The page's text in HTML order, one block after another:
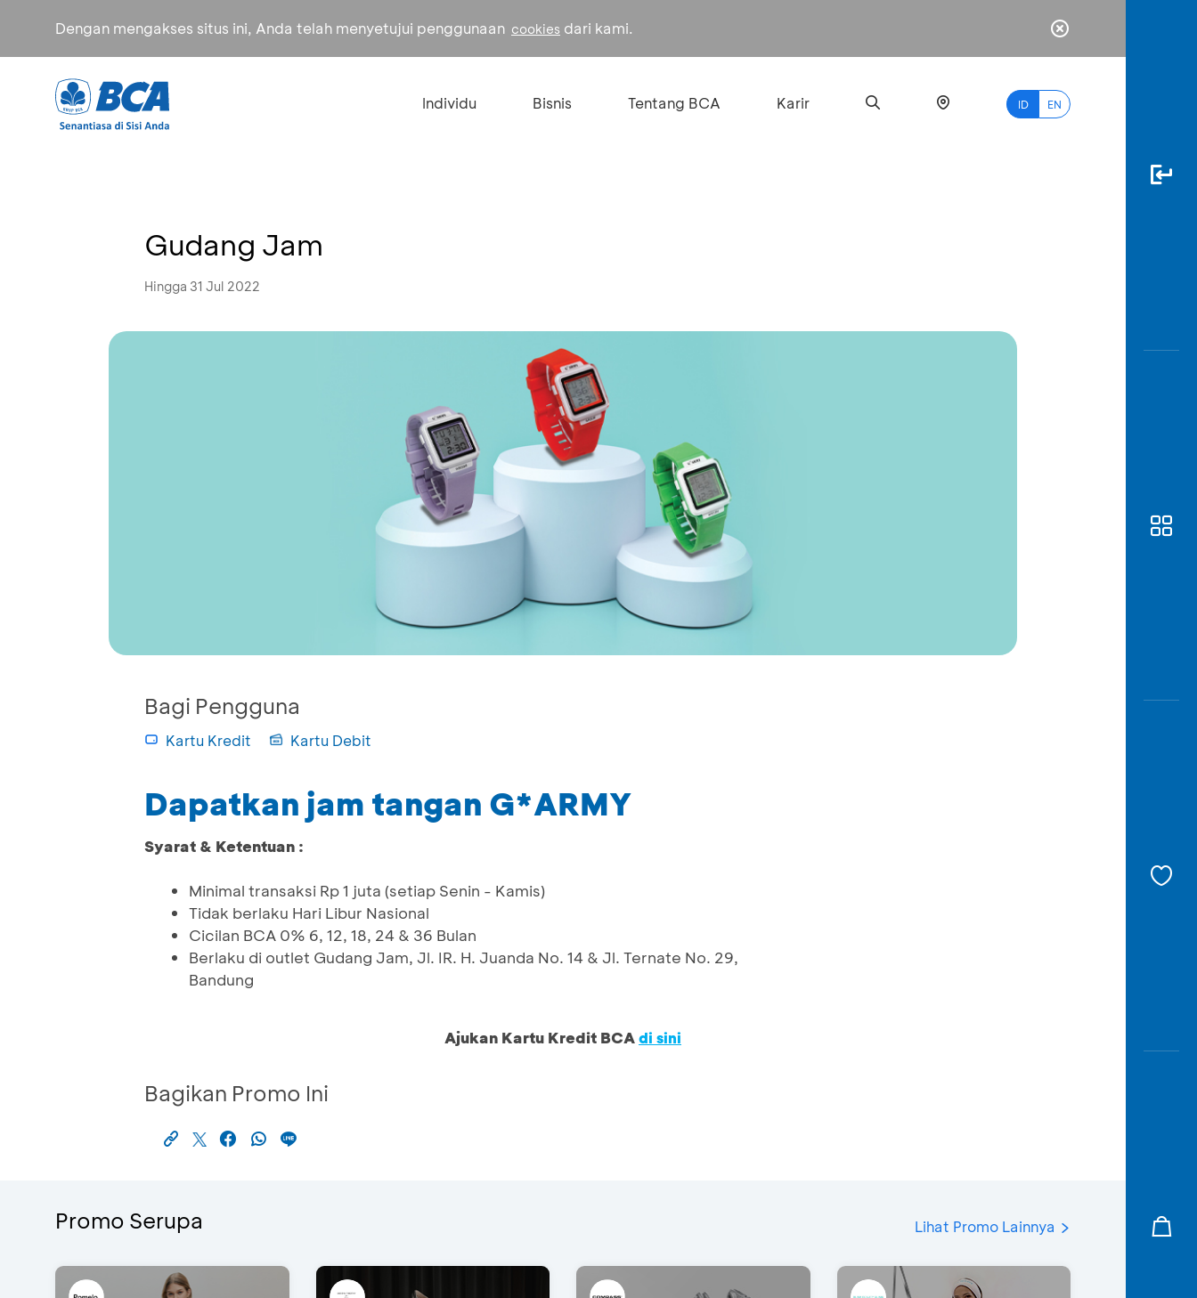
Dengan mengakses situs ini, Anda telah menyetujui penggunaan cookies dari kami.
Individu Bisnis Tentang BCA Karir ID EN
Gudang Jam
Hingga 31 Jul 2022
Bagi Pengguna
Kartu Kredit Kartu Debit
Dapatkan jam tangan G*ARMY
Syarat & Ketentuan :
Minimal transaksi Rp 1 juta (setiap Senin - Kamis)
Tidak berlaku Hari Libur Nasional
Cicilan BCA 0% 6, 12, 18, 24 & 36 Bulan
Berlaku di outlet Gudang Jam, Jl. IR. H. Juanda No. 14 & Jl. Ternate No. 29,
Bandung
Ajukan Kartu Kredit BCAdi sini
Bagikan Promo Ini
Promo Serupa Lihat Promo Lainnya